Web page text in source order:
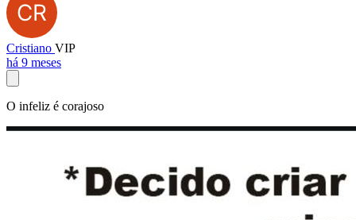
Cristiano VIP
há 9 meses
O infeliz é corajoso